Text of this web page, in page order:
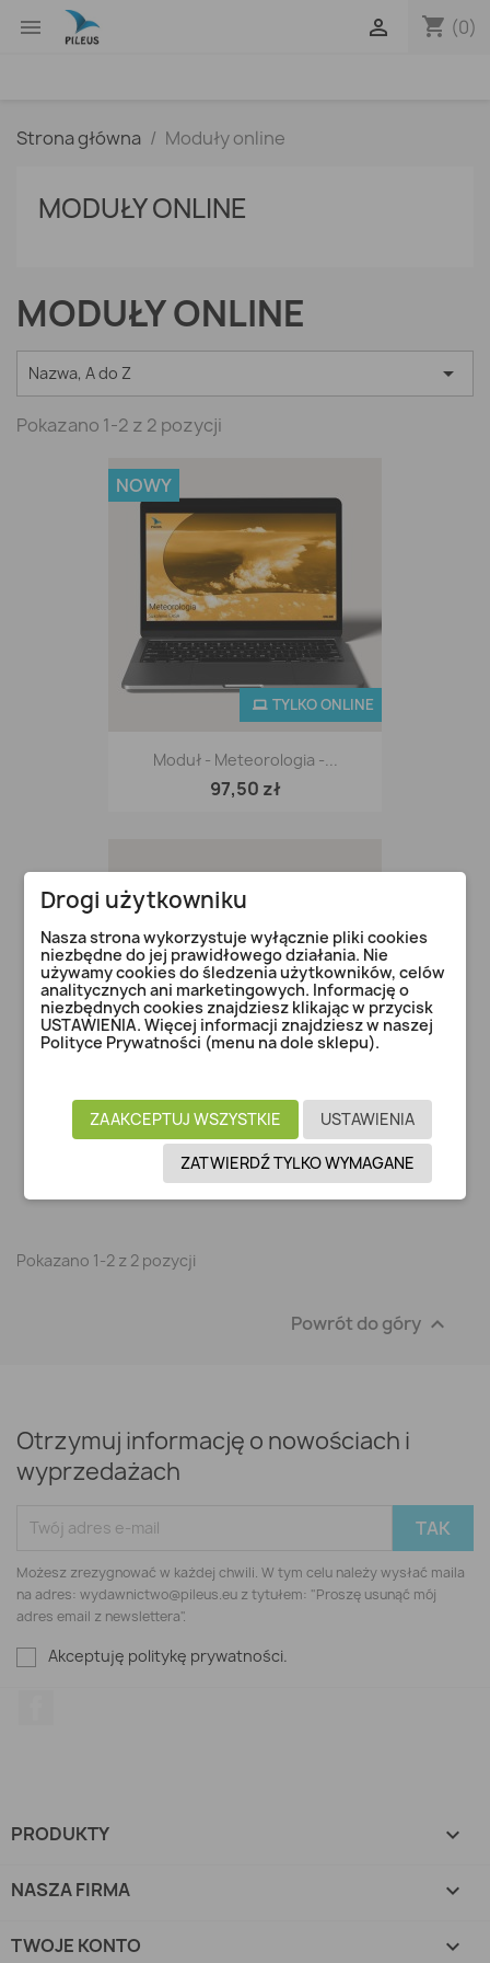
 shopping_cart (0)

Strona główna Moduły online
MODUŁY ONLINE
MODUŁY ONLINE
Nazwa, A do Z 
Pokazano 1-2 z 2 pozycji
Moduł - Meteorologia -...
97,50 zł
TYLKO ONLINE
NOWY
Moduł - Zasady Lotu - Samoloty
97,50 zł
Pokazano 1-2 z 2 pozycji
Powrót do góry 
Otrzymuj informację o nowościach i
wyprzedażach
Możesz zrezygnować w każdej chwili. W tym celu należy wysłać maila
na adres: wydawnictwo@pileus.eu z tytułem: "Proszę usunąć mój
adres email z newslettera".
Akceptuję politykę prywatności.
PRODUKTY 
NASZA FIRMA 
TWOJE KONTO 
Drogi użytkowniku
Nasza strona wykorzystuje wyłącznie pliki cookies
niezbędne do jej prawidłowego działania. Nie
używamy cookies do śledzenia użytkowników, celów
analitycznych ani marketingowych. Informację o
niezbędnych cookies znajdziesz klikając w przycisk
USTAWIENIA. Więcej informacji znajdziesz w naszej
Polityce Prywatności (menu na dole sklepu).
USTAWIENIA
ZAAKCEPTUJ WSZYSTKIE
ZATWIERDŹ TYLKO WYMAGANE